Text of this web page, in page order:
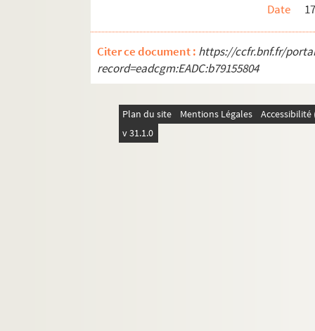
Date
Citer ce document : https://ccfr.bnf.fr/
record=eadcgm:EADC:b79155804
Plan du site Mentions Légales
v 31.1.0